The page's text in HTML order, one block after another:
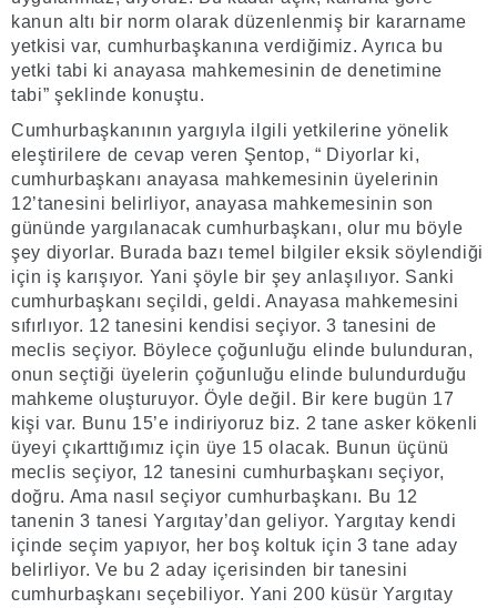
kanun altı bir norm olarak düzenlenmiş bir kararname
yetkisi var, cumhurbaşkanına verdiğimiz. Ayrıca bu
yetki tabi ki anayasa mahkemesinin de denetimine
tabi” şeklinde konuştu.
Cumhurbaşkanının yargıyla ilgili yetkilerine yönelik
eleştirilere de cevap veren Şentop, “ Diyorlar ki,
cumhurbaşkanı anayasa mahkemesinin üyelerinin
12’tanesini belirliyor, anayasa mahkemesinin son
gününde yargılanacak cumhurbaşkanı, olur mu böyle
şey diyorlar. Burada bazı temel bilgiler eksik söylendiği
için iş karışıyor. Yani şöyle bir şey anlaşılıyor. Sanki
cumhurbaşkanı seçildi, geldi. Anayasa mahkemesini
sıfırlıyor. 12 tanesini kendisi seçiyor. 3 tanesini de
meclis seçiyor. Böylece çoğunluğu elinde bulunduran,
onun seçtiği üyelerin çoğunluğu elinde bulundurduğu
mahkeme oluşturuyor. Öyle değil. Bir kere bugün 17
kişi var. Bunu 15’e indiriyoruz biz. 2 tane asker kökenli
üyeyi çıkarttığımız için üye 15 olacak. Bunun üçünü
meclis seçiyor, 12 tanesini cumhurbaşkanı seçiyor,
doğru. Ama nasıl seçiyor cumhurbaşkanı. Bu 12
tanenin 3 tanesi Yargıtay’dan geliyor. Yargıtay kendi
içinde seçim yapıyor, her boş koltuk için 3 tane aday
belirliyor. Ve bu 2 aday içerisinden bir tanesini
cumhurbaşkanı seçebiliyor. Yani 200 küsür Yargıtay